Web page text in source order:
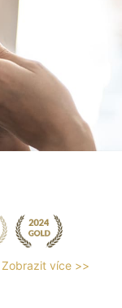
Zobrazit více >>